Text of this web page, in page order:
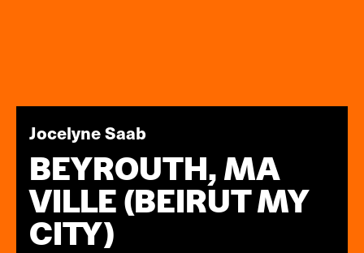
Jocelyne Saab
BEYROUTH, MA
VILLE (BEIRUT MY
CITY)